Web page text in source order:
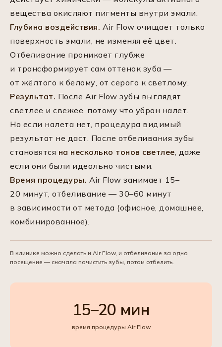
вещества окисляют пигменты внутри эмали.
Глубина воздействия. Air Flow очищает только
поверхность эмали, не изменяя её цвет.
Отбеливание проникает глубже
и трансформирует сам оттенок зуба —
от жёлтого к белому, от серого к светлому.
Результат. После Air Flow зубы выглядят
светлее и свежее, потому что убран налет.
Но если налета нет, процедура видимый
результат не даст. После отбеливания зубы
становятся на несколько тонов светлее, даже
если они были идеально чистыми.
Время процедуры. Air Flow занимает 15–
20 минут, отбеливание — 30–60 минут
в зависимости от метода (офисное, домашнее,
комбинированное).
В клинике можно сделать и Air Flow, и отбеливание за одно
посещение — сначала почистить зубы, потом отбелить.
15–20 мин
время процедуры Air Flow